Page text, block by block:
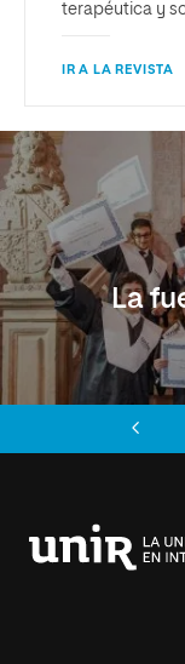
terapéutica y
IR A LA REVISTA
La